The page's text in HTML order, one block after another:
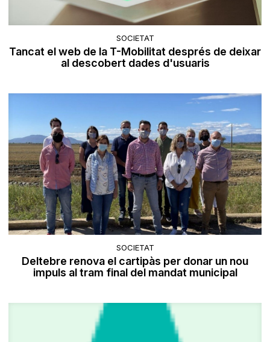
SOCIETAT
Tancat el web de la T-Mobilitat després de deixar
al descobert dades d'usuaris
SOCIETAT
Deltebre renova el cartipàs per donar un nou
impuls al tram final del mandat municipal